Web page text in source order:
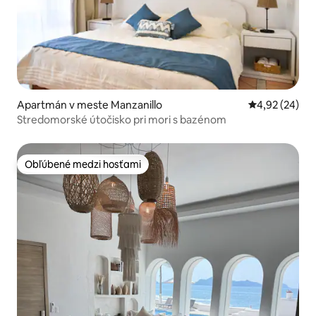
Apartmán v meste Manzanillo Priemerné
4,92 (24)
Stredomorské útočisko pri mori s bazénom
Obľúbené medzi hosťami
Obľúbené medzi hosťami